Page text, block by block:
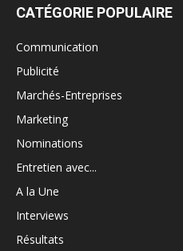
CATÉGORIE POPULAIRE
Communication
Publicité
Marchés-Entreprises
Marketing
Nominations
Entretien avec...
A la Une
Interviews
Résultats